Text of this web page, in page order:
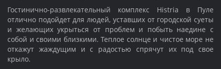
Гостинично-развлекательный комплекс Histria в Пуле
отлично подойдет для людей, уставших от городской суеты
и желающих укрыться от проблем и побыть наедине с
собой и своими близкими. Теплое солнце и чистое море не
откажут жаждущим и с радостью спрячут их под свое
крыло.